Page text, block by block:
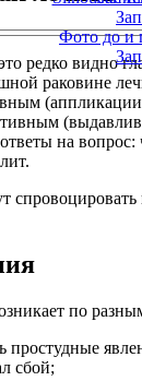
Фото до и
редко видно
раковине
на вопрос:
по
простудные
сбой;